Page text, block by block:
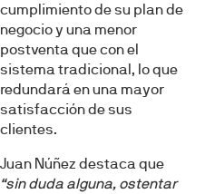
cumplimiento de su plan de
negocio y una menor
postventa que con el
sistema tradicional, lo que
redundará en una mayor
satisfacción de sus
clientes.
Juan Núñez destaca que
“sin duda alguna, ostentar